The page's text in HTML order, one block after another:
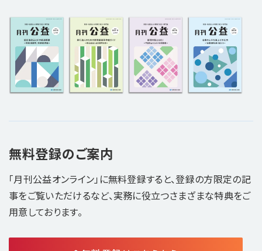
無料登録のご案内
「月刊公益オンライン」に無料登録すると、登録の方限定の記
事をご覧いただけるなど、実務に役立つさまざまな特典をご
用意しております。